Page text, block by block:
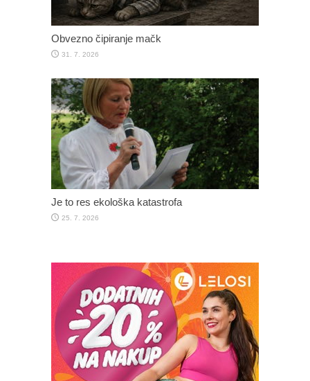
Obvezno čipiranje mačk
31. 7. 2026
Je to res ekološka katastrofa
25. 7. 2026